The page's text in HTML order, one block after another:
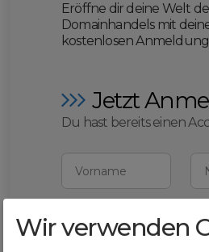
Eröffne dir deine Welt
Domainhandels mit
kostenlosen
Jetzt
Du hast bereits einen
Vorname
E-Mail
Wir verwenden